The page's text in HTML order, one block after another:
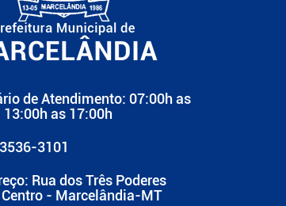
de Atendimento: 07:00h as
13:00h as 17:00h
3101
Rua dos Três Poderes
- Marcelândia-MT